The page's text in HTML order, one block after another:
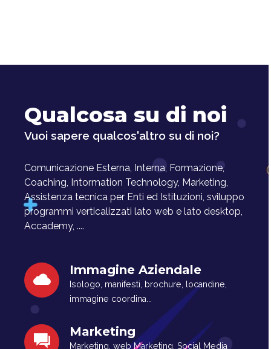
Qualcosa su di noi
Vuoi sapere qualcos'altro su di noi?
Comunicazione Esterna, Interna, Formazione,
Coaching, Intormation Technology, Marketing,
Assistenza tecnica per Enti ed Istituzioni, sviluppo
programmi verticalizzati lato web e lato desktop,
Accademy, ....
Immagine Aziendale
Isologo, manifesti, brochure, locandine,
immagine coordina...
Marketing
Marketing, web Marketing, Social Media